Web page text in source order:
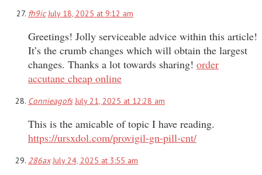
fh9ic July 18, 2025 at 9:12 am
Greetings! Jolly serviceable advice within this article!
It’s the crumb changes which will obtain the largest
changes. Thanks a lot towards sharing! order
accutane cheap online
Connieagofs July 21, 2025 at 12:28 am
This is the amicable of topic I have reading.
https://ursxdol.com/provigil-gn-pill-cnt/
286ax July 24, 2025 at 3:55 am